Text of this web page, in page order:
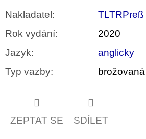
Nakladatel :
TLTRPreß
Rok vydání:
2020
Jazyk:
anglicky
Typ vazby: brožovaná
ZEPTAT SE SDÍLET